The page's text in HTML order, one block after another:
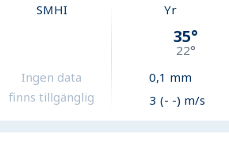
SMHI
Ingen data
finns tillgänglig
Yr
35°
22°
0,1 mm
3 (- -) m/s